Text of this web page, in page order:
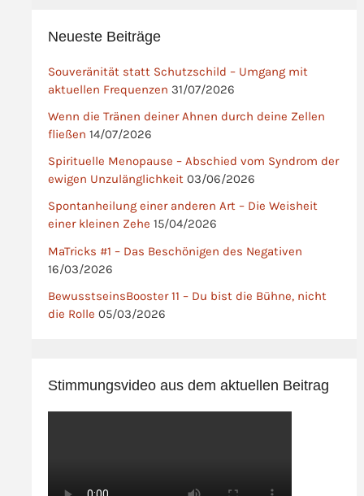
Neueste Beiträge
Souveränität statt Schutzschild – Umgang mit
aktuellen Frequenzen 31/07/2026
Wenn die Tränen deiner Ahnen durch deine Zellen
fließen 14/07/2026
Spirituelle Menopause – Abschied vom Syndrom der
ewigen Unzulänglichkeit 03/06/2026
Spontanheilung einer anderen Art – Die Weisheit
einer kleinen Zehe 15/04/2026
MaTricks #1 – Das Beschönigen des Negativen
16/03/2026
BewusstseinsBooster 11 – Du bist die Bühne, nicht
die Rolle 05/03/2026
Stimmungsvideo aus dem aktuellen Beitrag